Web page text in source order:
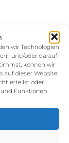
wir Technologien
und/oder darauf
können wir
auf dieser Website
erteilst oder
Funktionen